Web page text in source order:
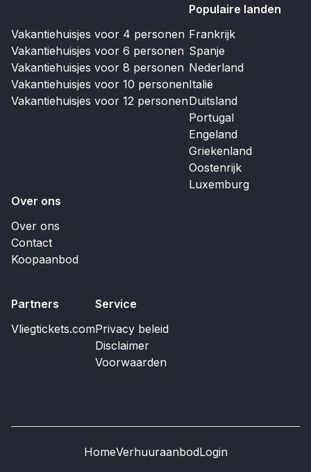
Vakantiehuisjes voor 4 personen
Vakantiehuisjes voor 6 personen
Vakantiehuisjes voor 8 personen
Vakantiehuisjes voor 10 personen
Vakantiehuisjes voor 12 personen
Populaire landen
Frankrijk
Spanje
Nederland
Italië
Duitsland
Portugal
Engeland
Griekenland
Oostenrijk
Luxemburg
Over ons
Over ons
Contact
Koopaanbod
Partners
Vliegtickets.com
Service
Privacy beleid
Disclaimer
Voorwaarden
HomeVerhuuraanbodLogin